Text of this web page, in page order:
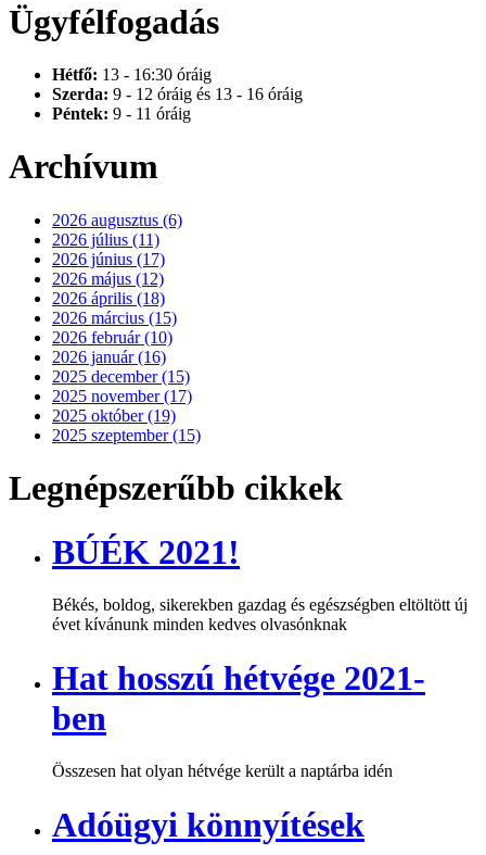
Ügyfélfogadás
Hétfő: 13 - 16:30 óráig
Szerda: 9 - 12 óráig és 13 - 16 óráig
Péntek: 9 - 11 óráig
Archívum
2026 augusztus (6)
2026 július (11)
2026 június (17)
2026 május (12)
2026 április (18)
2026 március (15)
2026 február (10)
2026 január (16)
2025 december (15)
2025 november (17)
2025 október (19)
2025 szeptember (15)
Legnépszerűbb cikkek
BÚÉK 2021!
Békés, boldog, sikerekben gazdag és egészségben eltöltött új
évet kívánunk minden kedves olvasónknak
Hat hosszú hétvége 2021-
ben
Összesen hat olyan hétvége került a naptárba idén
Adóügyi könnyítések